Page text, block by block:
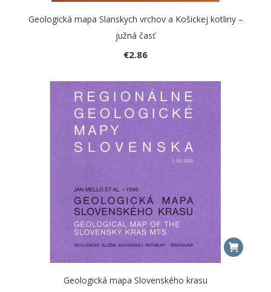
Geologická mapa Slanskych vrchov a Košickej kotliny –
južná časť
€2.86
Geologická mapa Slovenského krasu